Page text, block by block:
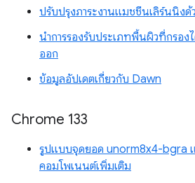
ปรับปรุงภาระงานแมชชีนเลิร์นนิง
นำการรองรับประเภทพื้นผิวที่กรอ
ออก
ข้อมูลอัปเดตเกี่ยวกับ Dawn
Chrome 133
รูปแบบจุดยอด unorm8x4-bgra
คอมโพเนนต์เพิ่มเติม